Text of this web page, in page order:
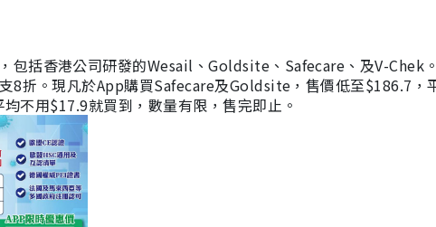
包括香港公司研發的Wesail、Goldsite、Safecare、及V-Chek
8折。現凡於App購買Safecare及Goldsite，售價低至$186.7，
不用$17.9就買到，數量有限，售完即止。